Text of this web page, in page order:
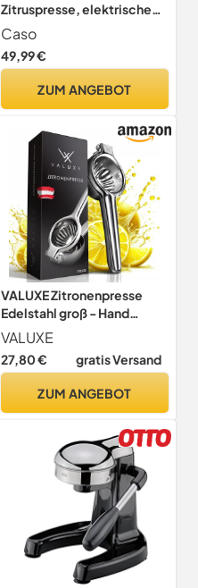
Zitruspresse, elektrische
und kraftvolle
Zitronenpresse mit
Universal-Presskegel f. alle
Watt, Tropf-Stopp,
Hebel-Pressarm
Caso
49,99 €
ZUM ANGEBOT
VALUXE Zitronenpresse
Edelstahl groß - Hand
Zitruspresse für Zitronen,
Limetten & kleine Orangen
- Manuelle Limetten-
Lemon Squeezer
VALUXE
27,80 € gratis Versand
ZUM ANGEBOT